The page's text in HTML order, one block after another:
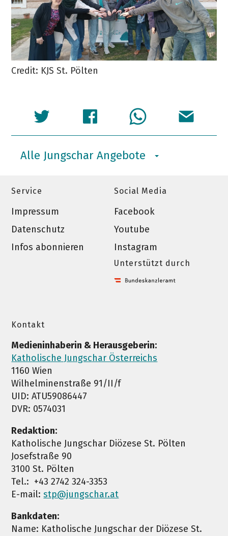
Credit: KJS St. Pölten
Alle Jungschar Angebote
Service
Impressum
Datenschutz
Infos abonnieren
Social Media
Facebook
Youtube
Instagram
Unterstützt durch
Kontakt
Medieninhaberin & Herausgeberin:
Katholische Jungschar Österreichs
1160 Wien
Wilhelminenstraße 91/II/f
UID: ATU59086447
DVR: 0574031
Redaktion:
Katholische Jungschar Diözese St. Pölten
Josefstraße 90
3100 St. Pölten
Tel.: +43 2742 324-3353
E-mail:stp@jungschar.at
Bankdaten:
Name: Katholische Jungschar der Diözese St.